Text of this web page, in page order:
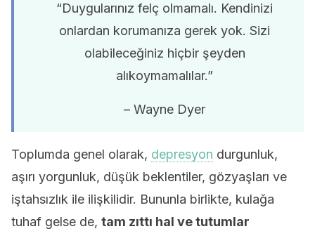
“Duygularınız felç olmamalı. Kendinizi
onlardan korumanıza gerek yok. Sizi
olabileceğiniz hiçbir şeyden
alıkoymamalılar.”
– Wayne Dyer
Toplumda genel olarak, depresyon durgunluk,
aşırı yorgunluk, düşük beklentiler, gözyaşları ve
iştahsızlık ile ilişkilidir. Bununla birlikte, kulağa
tuhaf gelse de, tam zıttı hal ve tutumlar